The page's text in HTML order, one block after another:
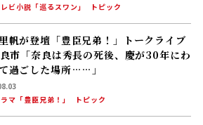
ビ小説「巡るスワン」
トピック
帆が登壇「豊臣兄弟！」トークライブ
市「奈良は秀長の死後、慶が30年にわ
過ごした場所……」
マ「豊臣兄弟！」
トピック